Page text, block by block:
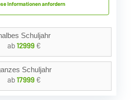
Informationen anfordern
Schuljahr
ab12999 €
Schuljahr
ab17999 €